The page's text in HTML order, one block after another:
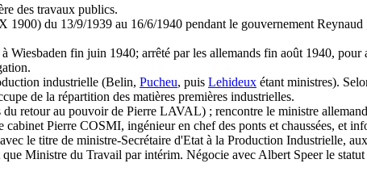
des travaux publics.
1900) du 13/9/1939 au 16/6/1940 pendant le gouvernement
Wiesbaden fin juin 1940; arrêté par les allemands fin août 1940,
industrielle (Belin, Pucheu, puis Lehideux étant ministres).
de la répartition des matières premières industrielles.
retour au pouvoir de Pierre LAVAL) ; rencontre le ministre
Pierre COSMI, ingénieur en chef des ponts et chaussées, et
le titre de ministre-Secrétaire d'Etat à la Production Industrielle,
Ministre du Travail par intérim. Négocie avec Albert Speer le